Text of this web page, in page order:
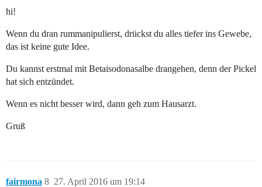
hi!
Wenn du dran rummanipulierst, drückst du alles tiefer ins Gewebe,
das ist keine gute Idee.
Du kannst erstmal mit Betaisodonasalbe drangehen, denn der Pickel
hat sich entzündet.
Wenn es nicht besser wird, dann geh zum Hausarzt.
Gruß
fairmona 27. April 2016 um 19:14
8